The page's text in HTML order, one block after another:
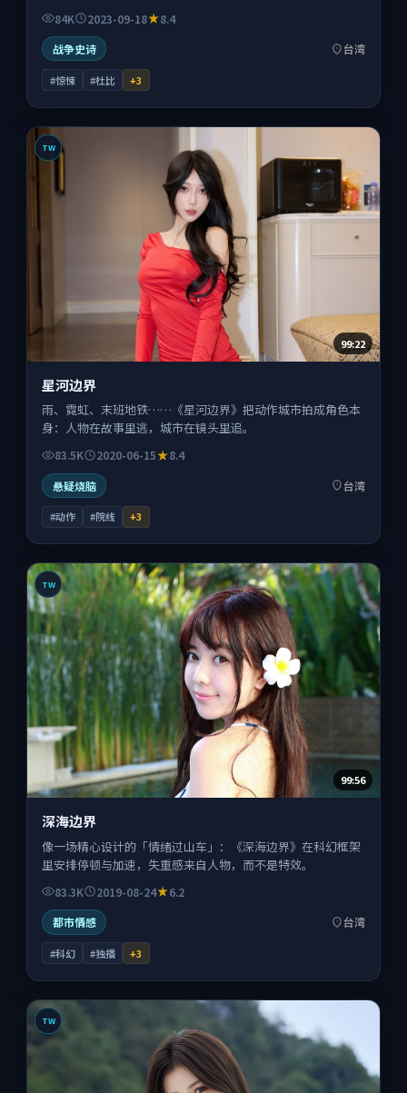
84K 2023-09-18
8.4
战争史诗
台湾
#惊悚 #杜比 +3
TW
99:22
星河边界
雨、霓虹、末班地铁……《星河边界》把动作城市拍成角色本
身：人物在故事里逃，城市在镜头里追。
83.5K 2020-06-15
8.4
悬疑烧脑
台湾
#动作 #院线 +3
TW
99:56
深海边界
像一场精心设计的「情绪过山车」：《深海边界》在科幻框架
里安排停顿与加速，失重感来自人物，而不是特效。
83.3K 2019-08-24
6.2
都市情感
台湾
#科幻 #独播 +3
TW